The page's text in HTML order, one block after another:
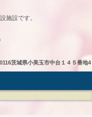
のか
施設です。
茨城県小美玉市中台１４５番地4